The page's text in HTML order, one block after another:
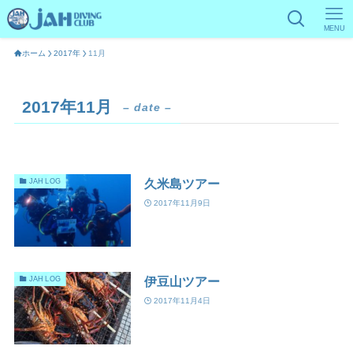
MENU
ホーム 2017年 11月
2017年11月 – date –
JAH LOG 久米島ツアー
2017年11月9日
JAH LOG 伊豆山ツアー
2017年11月4日